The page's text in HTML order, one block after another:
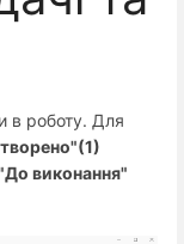
в роботу. Для
виконання"